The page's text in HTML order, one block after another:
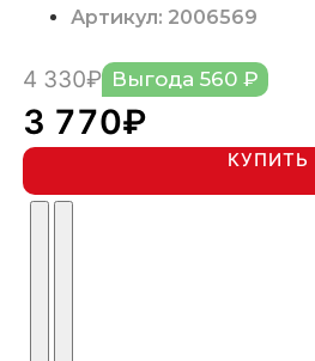
Артикул: 2006569
4 330₽ Выгода 560 ₽
3 770₽
КУПИТЬ